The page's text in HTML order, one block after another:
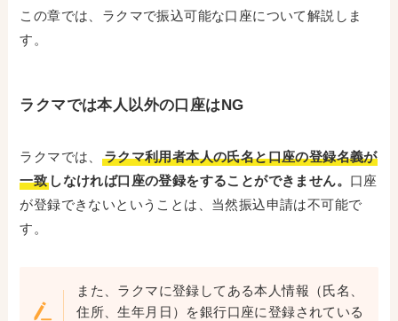
この章では、ラクマで振込可能な口座について解説しま
す。
ラクマでは本人以外の口座はNG
ラクマでは、
ラクマ利用者本人の氏名と口座の登録名義が
一致 しなければ口座の登録をすることができません。 口座
が登録できないということは、当然振込申請は不可能で
す。
また、ラクマに登録してある本人情報（氏名、
住所、生年月日）を銀行口座に登録されている